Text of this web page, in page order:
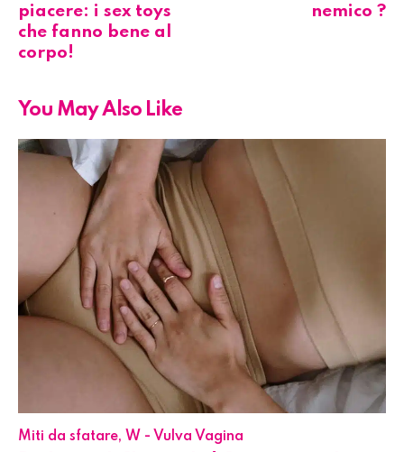
piacere: i sex toys
che fanno bene al
corpo!
nemico ?
You May Also Like
Miti da sfatare, W - Vulva Vagina